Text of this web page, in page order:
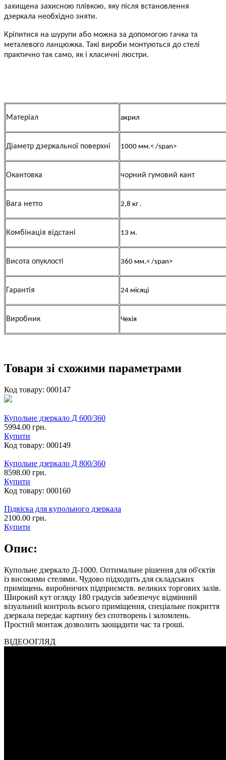
захищена захисною плівкою, яку після встановлення
дзеркала необхідно зняти.
Кріпитися на шурупи або можна за допомогою гачка та
металевого ланцюжка. Такі вироби монтуються до стелі
практично так само, як і класичні люстри.
Матеріал акрил
Діаметр дзеркальної поверхні 1000 мм.< /span>
Окантовка чорний гумовий кант
Вага нетто 2,8 кг .
Комбінація відстані 13 м.
Висота опуклості 360 мм.< /span>
Гарантія 24 місяці
Виробник Чехія
Товари зі схожими параметрами
Код товару: 000147
Купольне дзеркало Д 600/360
5994.00 грн.
Купити
Код товару: 000149
Купольне дзеркало Д 800/360
8598.00 грн.
Купити
Код товару: 000160
Підвіска для купольного дзеркала
2100.00 грн.
Купити
Опис:
Купольне дзеркало Д-1000. Оптимальне рішення для об'єктів
із високими стелями. Чудово підходить для складських
приміщень. виробничих підприємств. великих торгових залів.
Широкий кут огляду 180 градусів забезпечує відмінний
візуальний контроль всього приміщення, спеціальне покриття
дзеркала передає картину без спотворень і заломлень.
Простий монтаж дозволить заощадити час та гроші.
ВІДЕООГЛЯД